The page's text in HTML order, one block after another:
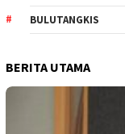
BULUTANGKIS
BERITA UTAMA